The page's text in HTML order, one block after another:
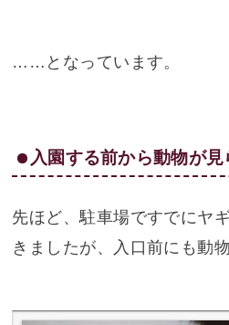
……となっています。
入園する前から動物が見
先ほど、駐車場ですでにヤ
きましたが、入口前にも動